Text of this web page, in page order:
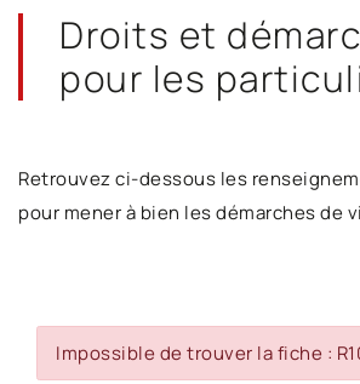
Droits et
pour les
Retrouvez ci-dessous les
pour mener à bien les démarches de
Impossible de trouver la fiche :